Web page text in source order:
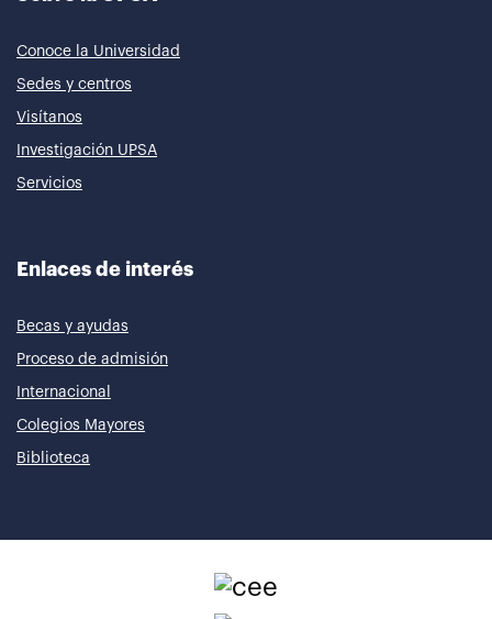
Conoce la Universidad
Sedes y centros
Visítanos
Investigación UPSA
Servicios
Enlaces de interés
Becas y ayudas
Proceso de admisión
Internacional
Colegios Mayores
Biblioteca